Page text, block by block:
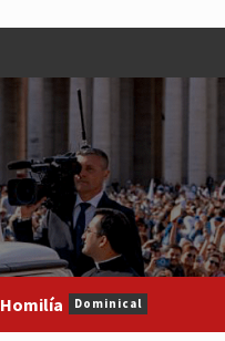
Homilía Dominical